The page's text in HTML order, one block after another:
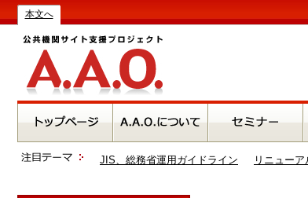
本文へ
JIS、総務省運用ガイドライン リニュー